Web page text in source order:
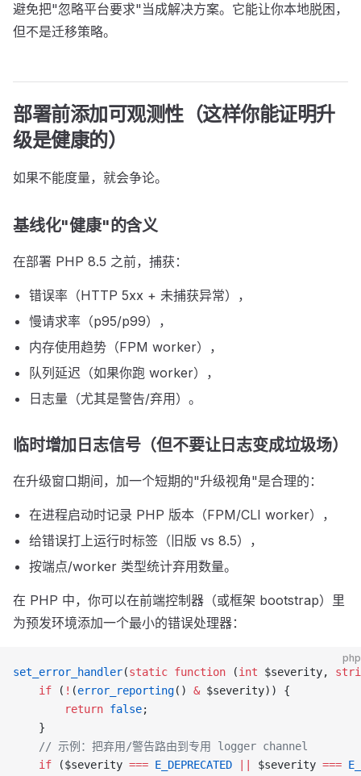
避免把"忽略平台要求"当成解决方案。它能让你本地脱困，
但不是迁移策略。
部署前添加可观测性（这样你能证明升
级是健康的）
如果不能度量，就会争论。
基线化"健康"的含义
在部署 PHP 8.5 之前，捕获：
错误率（HTTP 5xx + 未捕获异常），
慢请求率（p95/p99），
内存使用趋势（FPM worker），
队列延迟（如果你跑 worker），
日志量（尤其是警告/弃用）。
临时增加日志信号（但不要让日志变成垃圾场）
在升级窗口期间，加一个短期的"升级视角"是合理的：
在进程启动时记录 PHP 版本（FPM/CLI worker），
给错误打上运行时标签（旧版 vs 8.5），
按端点/worker 类型统计弃用数量。
在 PHP 中，你可以在前端控制器（或框架 bootstrap）里
为预发环境添加一个最小的错误处理器：
php
set_error_handler(static function (int $severity,
    if
( ! (error_reporting() & $severity)) {
        return
false;
    }
    // 示例：把弃用/警告路由到专用 logger channel
    if
($severity === E_DEPRECATED $severity ===